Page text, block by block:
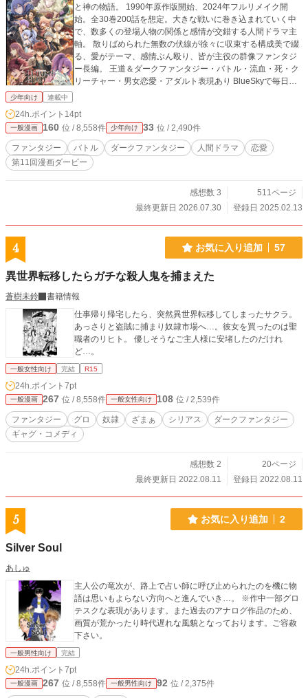
と神の物語。 1990年原作版開始、2024年フルリメイク開
始。全30巻200話を想定。大きな戦いに巻き込まれていく中
で、数多くの登場人物の関係と感情が交錯する人間ドラマ主
軸。 散りばめられた無数の伏線が徐々に収束する構成美で綴
る、愛がテーマ、感情ぶん殴り、皆が主役の群像ファンタジ
ー長編。 王道＆ダークファンタジー・バトル・流血・死・ク
リーチャー・男女恋愛・アダルト表現あり BlueSkyで毎日情
i-ulblood.booth.pm/ 各種情報公式サイト → https://ulblood.
com/
少年向け 連載中
24h.ポイント 14pt
一般漫画 160 位 / 8,558件 少年向け 33 位 / 2,490件
ファンタジー バトル ダークファンタジー 人間ドラマ
恋愛
第11回漫画ダービー
感想数 3
511ページ
最終更新日 2026.07.30
登録日 2025.02.13
4 お気に入り追加 57
異世界転移したらガチな殺人鬼を捕まえた
蒼樹未鈴
書籍情報
仕事帰り帰宅したら、突然異世界転移してしまったサクラ。
あっさりと盗賊に捕まり奴隷市場へ…。彼女を買ったのは聖
職者のリヒト。 優しそうなご主人様に安堵したのだけれ
ど…。
一般女性向け 完結 R15
24h.ポイント 7pt
一般漫画 267 位 / 8,558件 一般女性向け 108 位 / 2,539件
ファンタジー グロ 奴隷 ざまぁ シリアス
ダークファンタジー
ギャグ・コメディ
感想数 2
20ページ
最終更新日 2022.08.11
登録日 2022.08.11
5 お気に入り追加 2
Silver Soul
あしゅ
主人公の竜次が、路上で占い師に呼び止められたのを機に物
語は思いもよらない方向へと進んでいき…。 ※作中一部グロ
テスクな表現があります。また過去のアナログ作品のため、
画質が荒かったり時代遅れな風貌となっております。ご容赦
下さい。
一般男性向け 完結
24h.ポイント 7pt
一般漫画 267 位 / 8,558件 一般男性向け 92 位 / 2,375件